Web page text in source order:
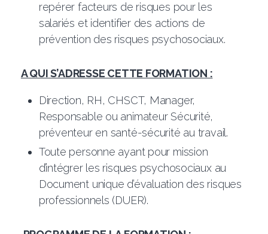
repérer facteurs de risques pour les
salariés et identifier des actions de
prévention des risques psychosociaux.
A QUI S’ADRESSE CETTE FORMATION :
Direction, RH, CHSCT, Manager,
Responsable ou animateur Sécurité,
préventeur en santé-sécurité au travail.
Toute personne ayant pour mission
d’intégrer les risques psychosociaux au
Document unique d’évaluation des risques
professionnels (DUER).